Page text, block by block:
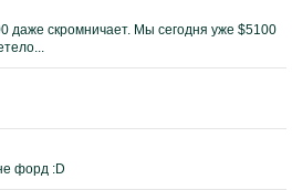
даже скромничает. Мы сегодня уже $5100
форд :D